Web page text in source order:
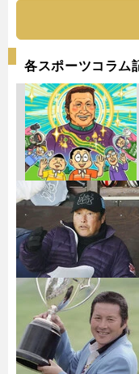
各スポーツコラム